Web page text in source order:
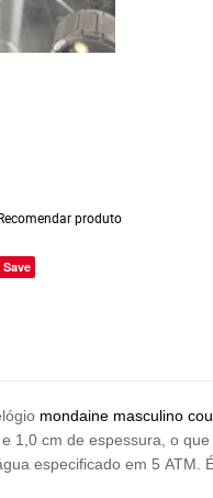
produto
Save
mondaine masculino
1,0 cm de espessura, o
especificado em 5 ATM.